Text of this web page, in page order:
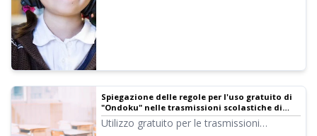
Spiegazione delle regole per l'uso gratuito di
"Ondoku" nelle trasmissioni scolastiche di
istituzioni educative come scuole pubbliche e
istituti scolastici
Utilizzo gratuito per le trasmissioni